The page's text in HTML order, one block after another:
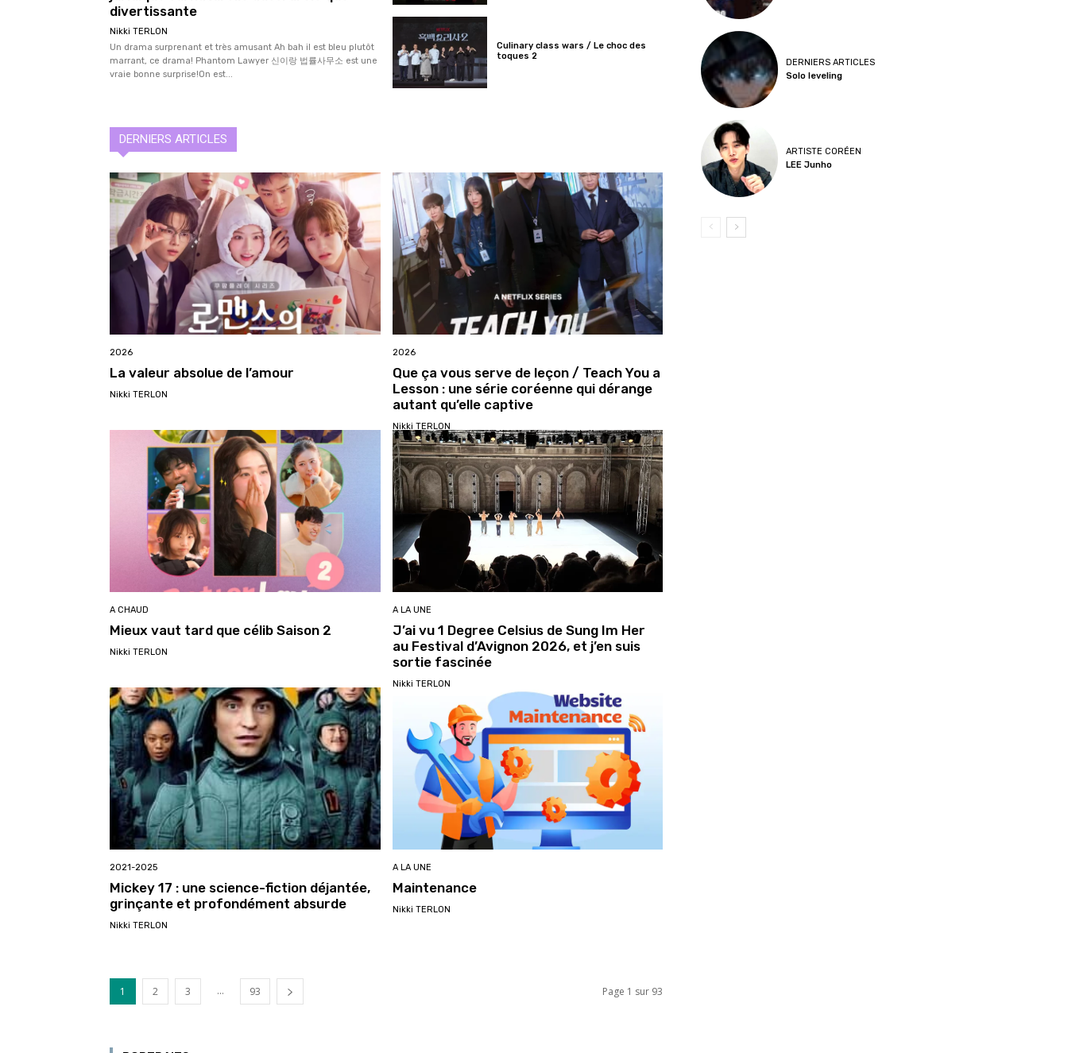
divertissante
Nikki TERLON
Un drama surprenant et très amusant Ah bah il est bleu plutôt
marrant, ce drama! Phantom Lawyer 신이랑 법률사무소 est une
vraie bonne surprise!On est...
Culinary class wars / Le choc des
toques 2
DERNIERS ARTICLES
2026
La valeur absolue de l’amour
Nikki TERLON
2026
Que ça vous serve de leçon / Teach You a
Lesson : une série coréenne qui dérange
autant qu’elle captive
Nikki TERLON
A CHAUD
Mieux vaut tard que célib Saison 2
Nikki TERLON
A LA UNE
J’ai vu 1 Degree Celsius de Sung Im Her
au Festival d’Avignon 2026, et j’en suis
sortie fascinée
Nikki TERLON
2021-2025
Mickey 17 : une science-fiction déjantée,
grinçante et profondément absurde
Nikki TERLON
A LA UNE
Maintenance
Nikki TERLON
1 2 3 ... 93 Page 1 sur 93
DERNIERS ARTICLES
Solo leveling
ARTISTE CORÉEN
LEE Junho